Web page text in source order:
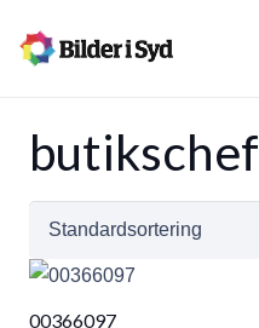
butikschef
00366097